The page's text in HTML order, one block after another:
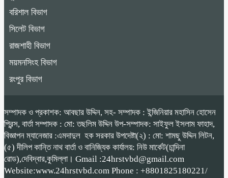
বরিশাল বিভাগ
সিলেট বিভাগ
রাজশাহী বিভাগ
ময়মনসিংহ বিভাগ
রংপুর বিভাগ
সম্পাদক ও প্রকাশক: আবছার উদ্দিন, সহ- সম্পাদক : ইন্জিনিয়ার মহাসিন হোসেন
প্রিন্স, বার্তা সম্পাদক : মো: তছলিম উদ্দিন উপ-সম্পাদক: সাইফুল ইসলাম ফাহাদ,
বিজ্ঞাপন ম্যানেজার :এমদাদুল হক সরকার উপদেষ্টা(২) : মো: শামছু উদ্দিন লিটন,
(৫) দীলিপ কান্তি নাথ বার্তা ও বানিজ্যিক কার্যালয়: নিউ মার্কেট(চান্দিনা
রোড),দেবিদ্বার,কুমিল্লা। Gmail :24hrstvbd@gmail.com
Website:www.24hrstvbd.com Phone : +8801825180221/